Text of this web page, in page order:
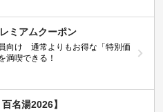
ミアムクーポン
向け 通常よりもお得な「特別価
満喫できる！
名湯2026】